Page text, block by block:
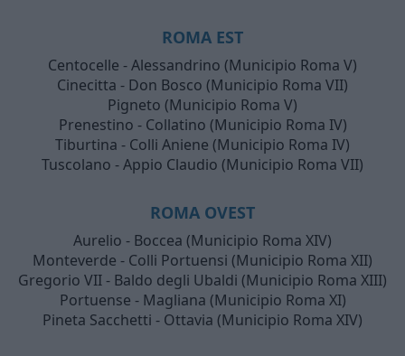
ROMA EST
Centocelle - Alessandrino (Municipio Roma V)
Cinecitta - Don Bosco (Municipio Roma VII)
Pigneto (Municipio Roma V)
Prenestino - Collatino (Municipio Roma IV)
Tiburtina - Colli Aniene (Municipio Roma IV)
Tuscolano - Appio Claudio (Municipio Roma VII)
ROMA OVEST
Aurelio - Boccea (Municipio Roma XIV)
Monteverde - Colli Portuensi (Municipio Roma XII)
Gregorio VII - Baldo degli Ubaldi (Municipio Roma XIII)
Portuense - Magliana (Municipio Roma XI)
Pineta Sacchetti - Ottavia (Municipio Roma XIV)